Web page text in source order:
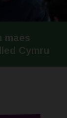
maes
Cymru